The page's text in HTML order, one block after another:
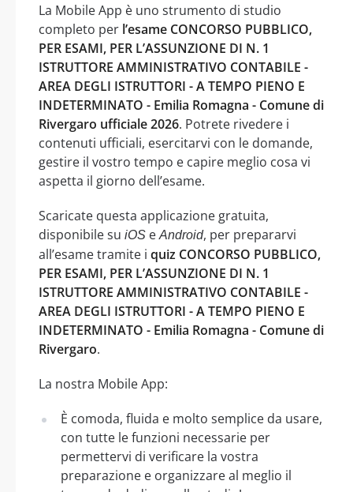
La Mobile App è uno strumento di studio
completo per l’esame CONCORSO PUBBLICO,
PER ESAMI, PER L’ASSUNZIONE DI N. 1
ISTRUTTORE AMMINISTRATIVO CONTABILE -
AREA DEGLI ISTRUTTORI - A TEMPO PIENO E
INDETERMINATO - Emilia Romagna - Comune di
Rivergaro ufficiale 2026. Potrete rivedere i
contenuti ufficiali, esercitarvi con le domande,
gestire il vostro tempo e capire meglio cosa vi
aspetta il giorno dell’esame.
Scaricate questa applicazione gratuita,
disponibile su iOS eAndroid, per prepararvi
all’esame tramite i quiz CONCORSO PUBBLICO,
PER ESAMI, PER L’ASSUNZIONE DI N. 1
ISTRUTTORE AMMINISTRATIVO CONTABILE -
AREA DEGLI ISTRUTTORI - A TEMPO PIENO E
INDETERMINATO - Emilia Romagna - Comune di
Rivergaro.
La nostra Mobile App:
È comoda, fluida e molto semplice da usare,
con tutte le funzioni necessarie per
permettervi di verificare la vostra
preparazione e organizzare al meglio il